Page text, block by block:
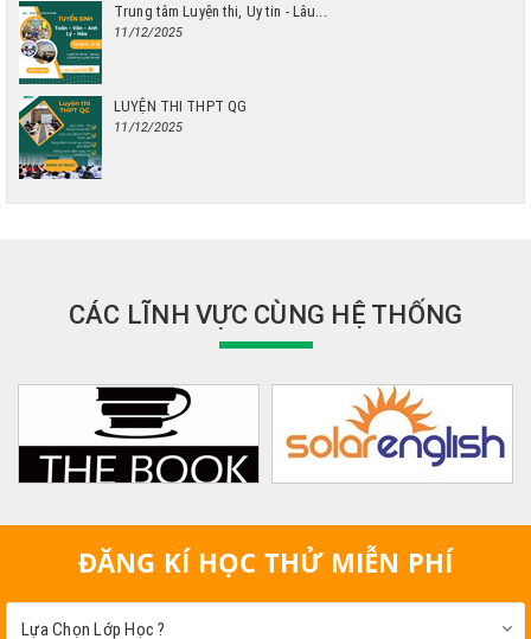
Trung tâm Luyện thi, Uy tin - Lâu...
11/12/2025
LUYỆN THI THPT QG
11/12/2025
CÁC LĨNH VỰC CÙNG HỆ THỐNG
ĐĂNG KÍ HỌC THỬ MIỄN PHÍ